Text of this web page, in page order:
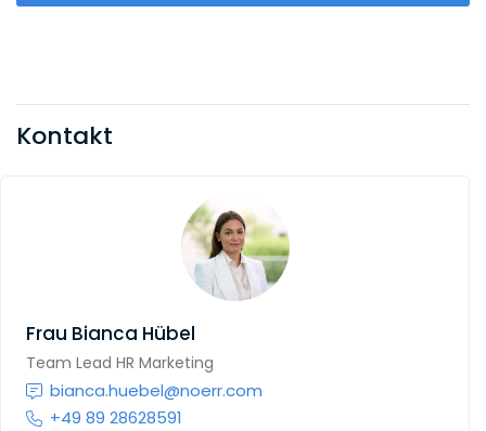
Kontakt
Frau Bianca Hübel
Team Lead HR Marketing
bianca.huebel@noerr.com
+49 89 28628591